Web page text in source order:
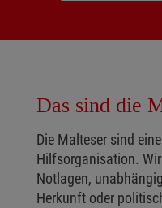
Das sind die
Die Malteser sind
Hilfsorganisation.
Notlagen,
Herkunft oder